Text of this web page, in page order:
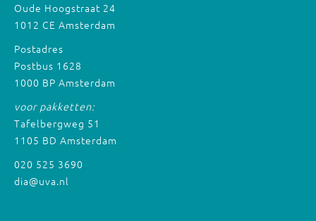
Oude Hoogstraat 24
1012 CE Amsterdam
Postadres
Postbus 1628
1000 BP Amsterdam
voor pakketten:
Tafelbergweg 51
1105 BD Amsterdam
020 525 3690
dia@uva.nl